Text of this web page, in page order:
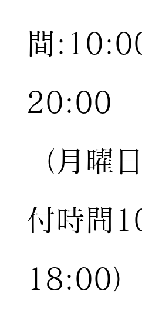
間
20:00
（月曜
付時間
18:00）